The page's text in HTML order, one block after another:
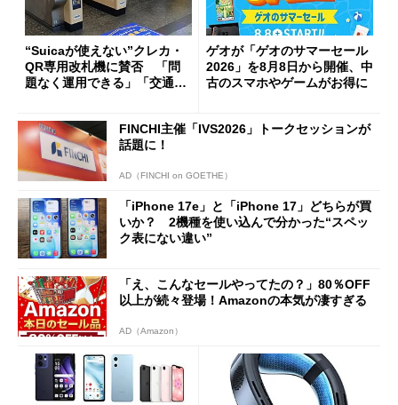
“Suicaが使えない”クレカ・
QR専用改札機に賛否 「問
題なく運用できる」「交通系I
ゲオが「ゲオのサマーセール
2026」を8月8日から開催、中
古のスマホやゲームがお得に
FINCHI主催「IVS2026」トークセッションが
話題に！
AD（FINCHI on GOETHE）
「iPhone 17e」と「iPhone 17」どちらが買
いか？ 2機種を使い込んで分かった“スペッ
ク表にない違い”
「え、こんなセールやってたの？」80％OFF
以上が続々登場！Amazonの本気が凄すぎる
AD（Amazon）